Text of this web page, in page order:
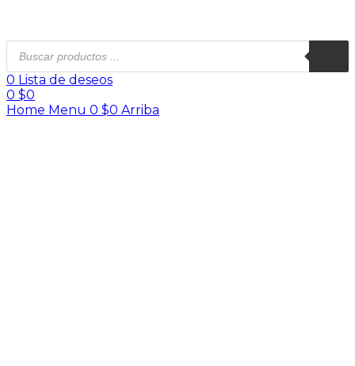
0 Lista de deseos
0 $0
Home Menu 0 $0 Arriba